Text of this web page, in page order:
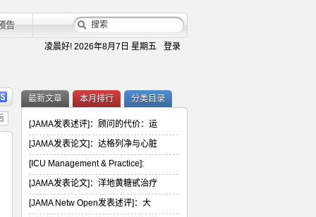
告
登录
凌晨好! 2026年8月7日 星期五
最新文章 本月排行 分类目录
[JAMA发表述评]：顾问的代价：运
[JAMA发表论文]：达格列净与心脏
[ICU Management & Practice]:
[JAMA发表论文]：洋地黄糖甙治疗
[JAMA Netw Open发表述评]：大